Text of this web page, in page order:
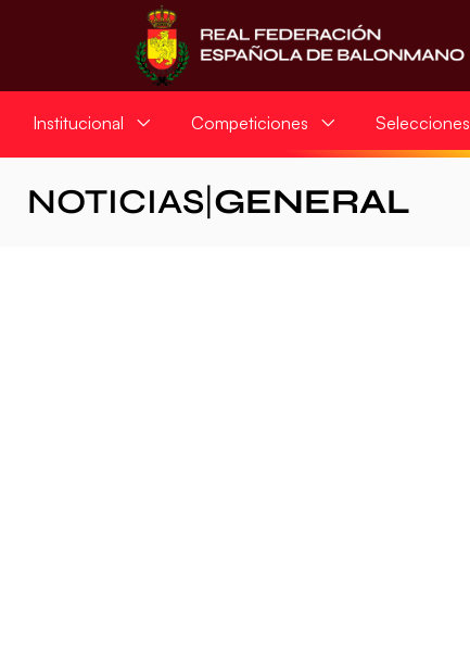
Institucional Competiciones Selecciones
NOTICIAS GENERAL